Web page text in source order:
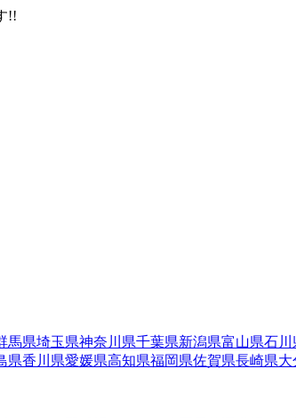
!!
馬県埼玉県神奈川県千葉県新潟県富山県石川
県香川県愛媛県高知県福岡県佐賀県長崎県大